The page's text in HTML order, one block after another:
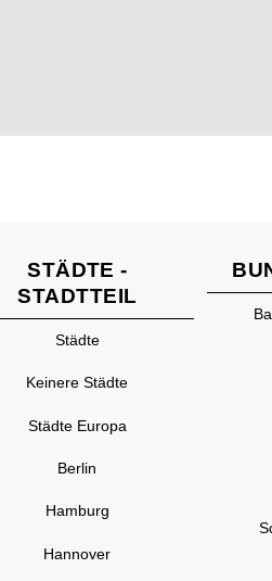
STÄDTE -
STADTTEIL
Städte
Keinere Städte
Städte Europa
Berlin
Hamburg
Hannover